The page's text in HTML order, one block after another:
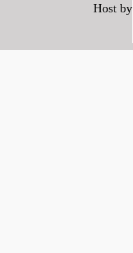
Host by